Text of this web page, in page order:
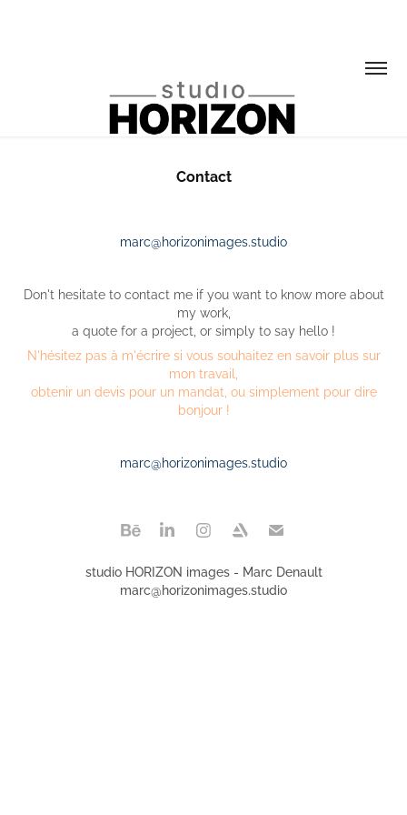
Contact
marc@horizonimages.studio
Don't hesitate to contact me if you want to know more about
my work,
a quote for a project, or simply to say hello !
N'hésitez pas à m'écrire si vous souhaitez en savoir plus sur
mon travail,
obtenir un devis pour un mandat, ou simplement pour dire
bonjour !
marc@horizonimages.studio
studio HORIZON images - Marc Denault
marc@horizonimages.studio